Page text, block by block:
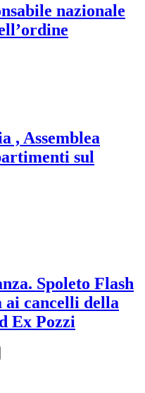
nazionale
, Assemblea
sul
Spoleto Flash
cancelli della
Ex Pozzi